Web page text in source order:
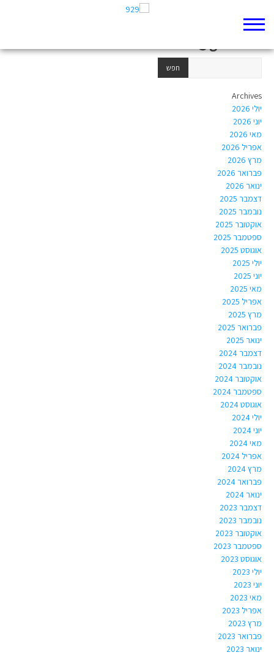
Author Archives:
Archives
יולי 2026
יוני 2026
מאי 2026
אפריל 2026
מרץ 2026
פברואר 2026
ינואר 2026
דצמבר 2025
נובמבר 2025
אוקטובר 2025
ספטמבר 2025
אוגוסט 2025
יולי 2025
יוני 2025
מאי 2025
אפריל 2025
מרץ 2025
פברואר 2025
ינואר 2025
דצמבר 2024
נובמבר 2024
אוקטובר 2024
ספטמבר 2024
אוגוסט 2024
יולי 2024
יוני 2024
מאי 2024
אפריל 2024
מרץ 2024
פברואר 2024
ינואר 2024
דצמבר 2023
נובמבר 2023
אוקטובר 2023
ספטמבר 2023
אוגוסט 2023
יולי 2023
יוני 2023
מאי 2023
אפריל 2023
מרץ 2023
פברואר 2023
ינואר 2023